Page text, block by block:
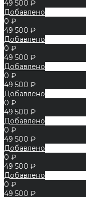
49 500 ₽
Добавлено
0 ₽
49 500 ₽
Добавлено
0 ₽
49 500 ₽
Добавлено
0 ₽
49 500 ₽
Добавлено
0 ₽
49 500 ₽
Добавлено
0 ₽
49 500 ₽
Добавлено
0 ₽
49 500 ₽
Добавлено
0 ₽
49 500 ₽